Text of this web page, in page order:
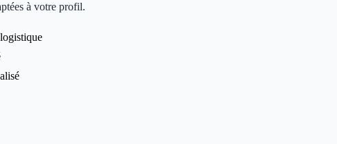
à votre profil.